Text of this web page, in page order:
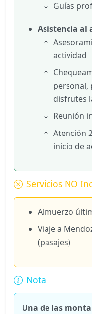
Guías
Asistencia al
actividad
personal,
disfrutes
Reunión
Atención
inicio de
Servicios NO
Almuerzo
Viaje a
(pasajes)
Nota
Una de las